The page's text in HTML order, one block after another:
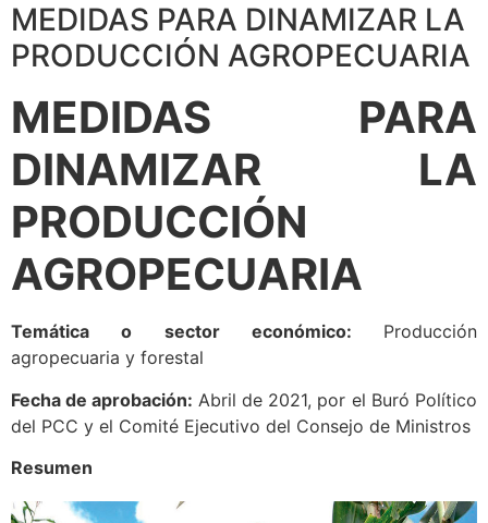
MEDIDAS PARA DINAMIZAR LA
PRODUCCIÓN AGROPECUARIA
MEDIDAS PARA
DINAMIZAR LA
PRODUCCIÓN
AGROPECUARIA
Temática o sector económico: Producción
agropecuaria y forestal
Fecha de aprobación: Abril de 2021, por el Buró Político
del PCC y el Comité Ejecutivo del Consejo de Ministros
Resumen